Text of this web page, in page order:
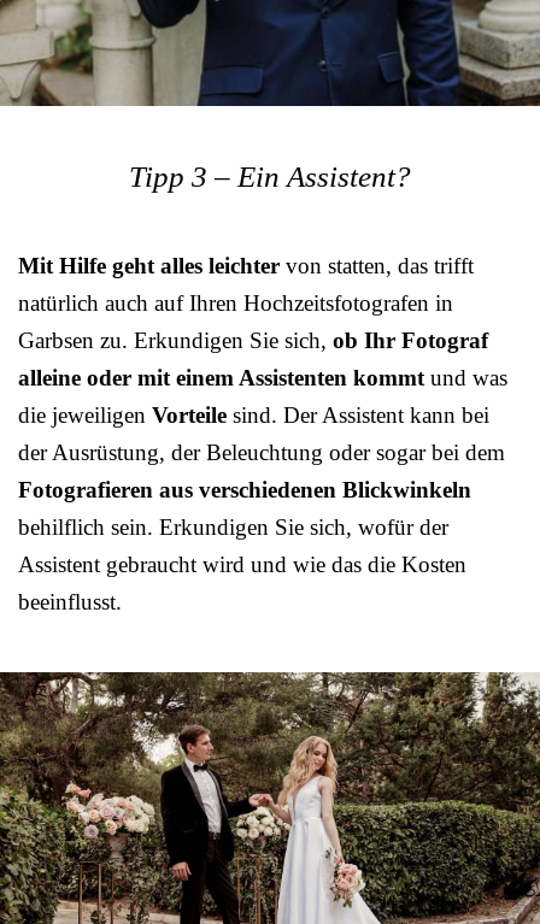
Tipp 3 – Ein Assistent?
Mit Hilfe geht alles leichter von statten, das trifft
natürlich auch auf Ihren Hochzeitsfotografen in
Garbsen zu. Erkundigen Sie sich, ob Ihr Fotograf
alleine oder mit einem Assistenten kommt und was
die jeweiligen Vorteile sind. Der Assistent kann bei
der Ausrüstung, der Beleuchtung oder sogar bei dem
Fotografieren aus verschiedenen Blickwinkeln
behilflich sein. Erkundigen Sie sich, wofür der
Assistent gebraucht wird und wie das die Kosten
beeinflusst.